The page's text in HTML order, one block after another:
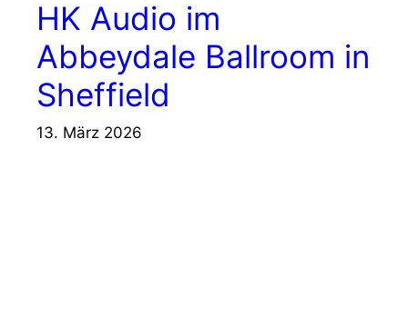
HK Audio im
Abbeydale Ballroom in
Sheffield
13. März 2026